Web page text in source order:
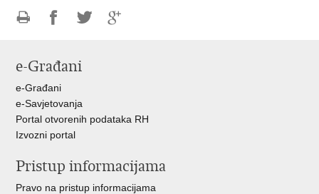
FacebookuTwitteru
e-Građani
e-Građani
e-Savjetovanja
Portal otvorenih podataka RH
Izvozni portal
Pristup informacijama
Pravo na pristup informacijama